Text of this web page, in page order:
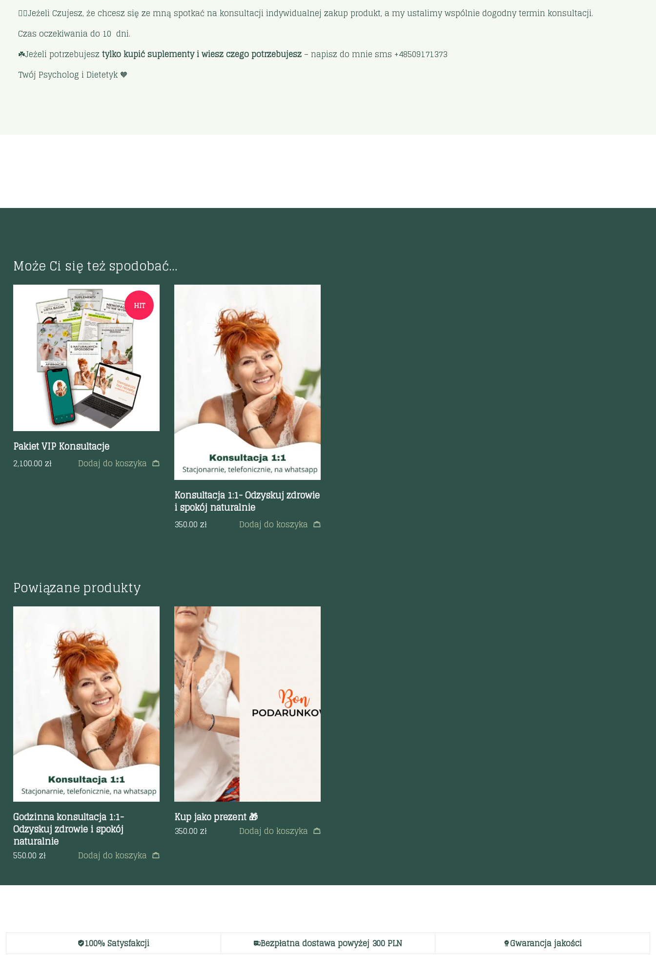
🙋‍♀️Jeżeli Czujesz, że chcesz się ze mną spotkać na konsultacji indywidualnej zakup produkt, a my ustalimy wspólnie dogodny termin konsultacji.
Czas oczekiwania do 10 dni.
☘️Jeżeli potrzebujesz tylko kupić suplementy i wiesz czego potrzebujesz – napisz do mnie sms +48509171373
Twój Psycholog i Dietetyk 🧡
Może Ci się też spodobać…
HIT
Szybki podgląd
Pakiet VIP Konsultacje
2,100.00 zł Dodaj do koszyka
Szybki podgląd
Konsultacja 1:1- Odzyskuj zdrowie
i spokój naturalnie
350.00 zł Dodaj do koszyka
Powiązane produkty
Szybki podgląd
Godzinna konsultacja 1:1-
Odzyskuj zdrowie i spokój
naturalnie
550.00 zł Dodaj do koszyka
Szybki podgląd
Kup jako prezent 🎁
350.00 zł Dodaj do koszyka
100% Satysfakcji Bezpłatna dostawa powyżej 300 PLN Gwarancja jakości